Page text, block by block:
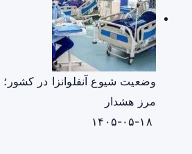
وضعیت شیوع آنفلوانزا در کشور؛
مرز هشدار